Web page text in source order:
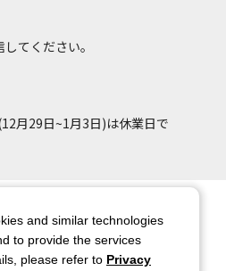
てください。
月29日~1月3日)は休業日で
個人情報保護方針
お問い合わせ
and similar technologies
to provide the services
please refer to Privacy